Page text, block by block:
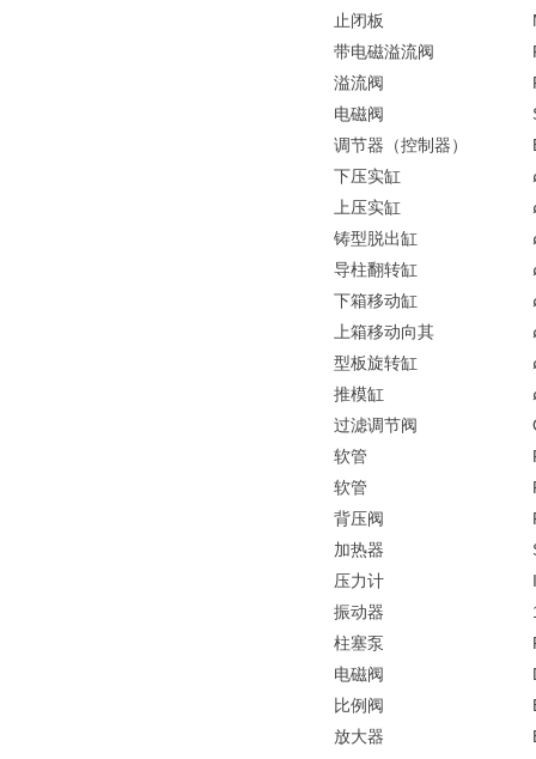
止闭板
带电磁溢流阀
溢流阀
电磁阀
调节器（控制器）
下压实缸
上压实缸
铸型脱出缸
导柱翻转缸
下箱移动缸
上箱移动向其
型板旋转缸
推模缸
过滤调节阀
软管
软管
背压阀
加热器
压力计
振动器
柱塞泵
电磁阀
比例阀
放大器